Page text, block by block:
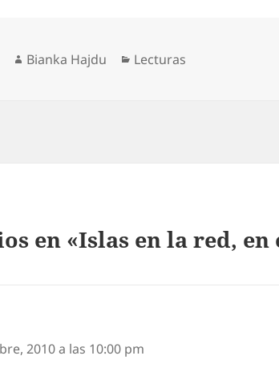
Autor
Bianka Hajdu Categorías
Lecturas
en «Islas en la red,
2010 a las 10:00 pm